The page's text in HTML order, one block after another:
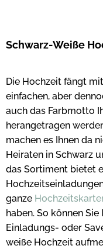
Schwarz-Weiße
Die Hochzeit fängt
einfachen, aber
auch das Farbmotto
herangetragen
machen es Ihnen da
Heiraten in Schwarz
das Sortiment bietet
ganze
haben. So können
Einladungs- oder
weiße Hochzeit